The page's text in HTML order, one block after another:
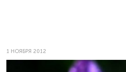
1 НОЯБРЯ 2012